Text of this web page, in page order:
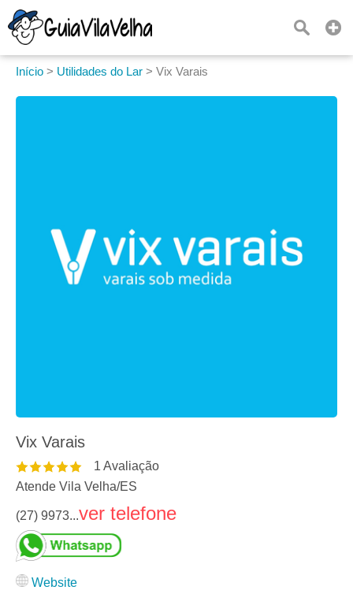
Início > Utilidades do Lar > Vix Varais
Vix Varais
1 Avaliação
Atende Vila Velha/ES
(27) 9973...ver telefone
Website